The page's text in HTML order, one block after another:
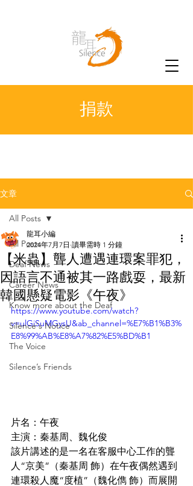
捐款
文章
All Posts
Deaf News
Career News
Know more about the Deaf
Silence's Notice
The Voice
Silence’s Friends
All Posts
【米蟲】聾人遭遇連環案罪犯，
因語言不通被其一路戲耍，最新
韓國懸疑電影《午夜》
龍耳小編
2024年7月7日 讀畢需時 1 分鐘
https://www.youtube.com/watch?
v=ulGiSuMGysU&ab_channel=%E7%B1%B3%
E8%99%AB%E8%A7%82%E5%BD%B1
片名：午夜
主演：秦基周、魏化俊
該片講述的是一名在客服中心工作的聾
人“京美”（秦基周 飾）在午夜偶然遇到
連環殺人魔“度植”（魏化儁 飾）而展開